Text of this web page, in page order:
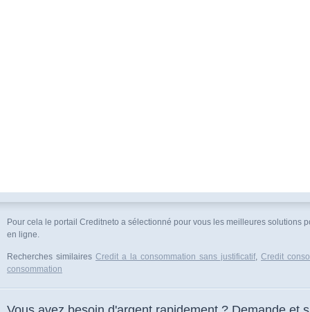
Pour cela le portail Creditneto a sélectionné pour vous les meilleures
en ligne.
Recherches similaires Credit a la consommation sans justificatif, Credit conso
consommation